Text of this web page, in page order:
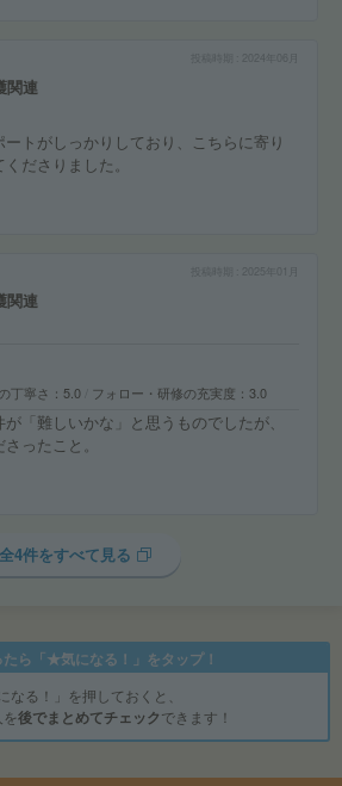
2024年06月
関連
トがしっかりしており、こちらに寄り
ださりました。
2025年01月
関連
丁寧さ 5.0 フォロー・研修の充実度 3.0
「難しいかな」と思うものでしたが、
ったこと。
全4件をすべて見る
ら「★気になる！」をタップ！
なる！」を押しておくと、
後でまとめてチェックできます！